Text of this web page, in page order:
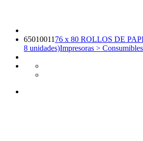
65010011 76 x 80 ROLLOS DE
8 unidades)Impresoras >